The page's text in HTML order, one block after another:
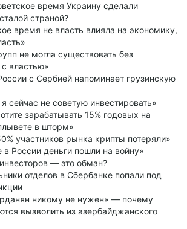
время Украину сделали
страной?
время не власть влияла на экономику,
не могла существовать без
властью»
с Сербией напоминает грузинскую
сейчас не советую инвестировать»
зарабатывать 15% годовых на
в шторм»
участников рынка крипты потеряли»
в России деньги пошли на войну»
— это обман?
отделов в Сбербанке попали под
никому не нужен» — почему
вызволить из азербайджанского